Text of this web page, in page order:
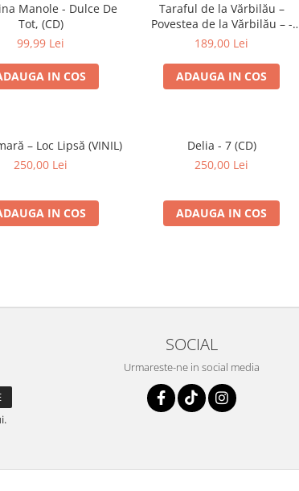
Manole - Dulce De
Tot, (CD)
99,99 Lei
IN COS
Taraful de la Vărbilău –
Povestea de la Vărbilău – -
Electrecord, (Disc Vinil)
189,00 Lei
ADAUGA IN COS
– Loc Lipsă (VINIL)
250,00 Lei
IN COS
Delia - 7 (CD)
250,00 Lei
ADAUGA IN COS
SOCIAL
Urmareste-ne in social media